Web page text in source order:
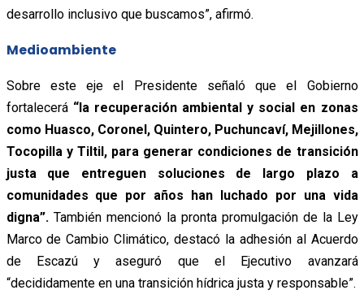
desarrollo inclusivo que buscamos”, afirmó.
Medioambiente
Sobre este eje el Presidente señaló que el Gobierno
fortalecerá “la recuperación ambiental y social en zonas
como Huasco, Coronel, Quintero, Puchuncaví, Mejillones,
Tocopilla y Tiltil, para generar condiciones de transición
justa que entreguen soluciones de largo plazo a
comunidades que por años han luchado por una vida
digna”. También mencionó la pronta promulgación de la Ley
Marco de Cambio Climático, destacó la adhesión al Acuerdo
de Escazú y aseguró que el Ejecutivo avanzará
“decididamente en una transición hídrica justa y responsable”.